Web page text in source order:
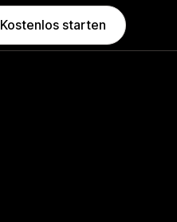
Kostenlos starten